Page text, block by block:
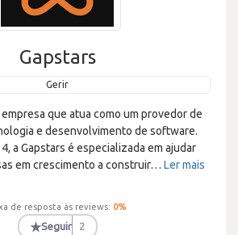
Gapstars
Gerir
empresa que atua como um provedor de
e desenvolvimento de software.
a Gapstars é especializada em ajudar
em crescimento a construir… Ler mais
de resposta às reviews: 0%
★Seguir 2